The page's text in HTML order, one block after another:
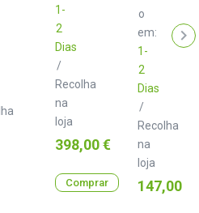
1-
2
Dias
/
Recolha
na
loja
Preço
398,00 €
Comprar
o
em:
1-
2
Dias
/
Recolha
na
loja
Preço
147,00 €